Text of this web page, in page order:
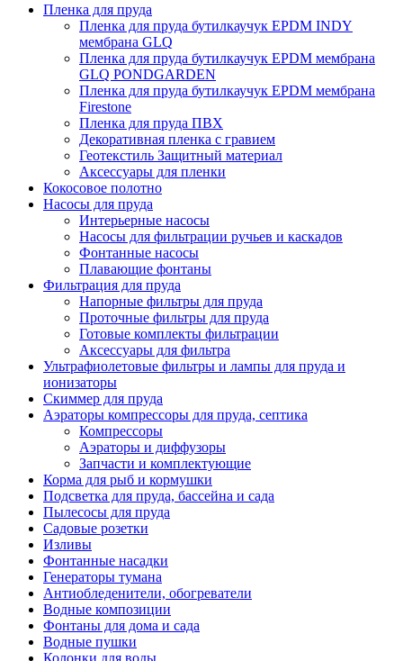
Пленка для пруда
Пленка для пруда бутилкаучук EPDM INDY
мембрана GLQ
Пленка для пруда бутилкаучук EPDM мембрана
GLQ PONDGARDEN
Пленка для пруда бутилкаучук EPDM мембрана
Firestone
Пленка для пруда ПВХ
Декоративная пленка с гравием
Геотекстиль Защитный материал
Аксессуары для пленки
Кокосовое полотно
Насосы для пруда
Интерьерные насосы
Насосы для фильтрации ручьев и каскадов
Фонтанные насосы
Плавающие фонтаны
Фильтрация для пруда
Напорные фильтры для пруда
Проточные фильтры для пруда
Готовые комплекты фильтрации
Аксессуары для фильтра
Ультрафиолетовые фильтры и лампы для пруда и
ионизаторы
Скиммер для пруда
Аэраторы компрессоры для пруда, септика
Компрессоры
Аэраторы и диффузоры
Запчасти и комплектующие
Корма для рыб и кормушки
Подсветка для пруда, бассейна и сада
Пылесосы для пруда
Садовые розетки
Изливы
Фонтанные насадки
Генераторы тумана
Антиобледенители, обогреватели
Водные композиции
Фонтаны для дома и сада
Водные пушки
Колонки для воды